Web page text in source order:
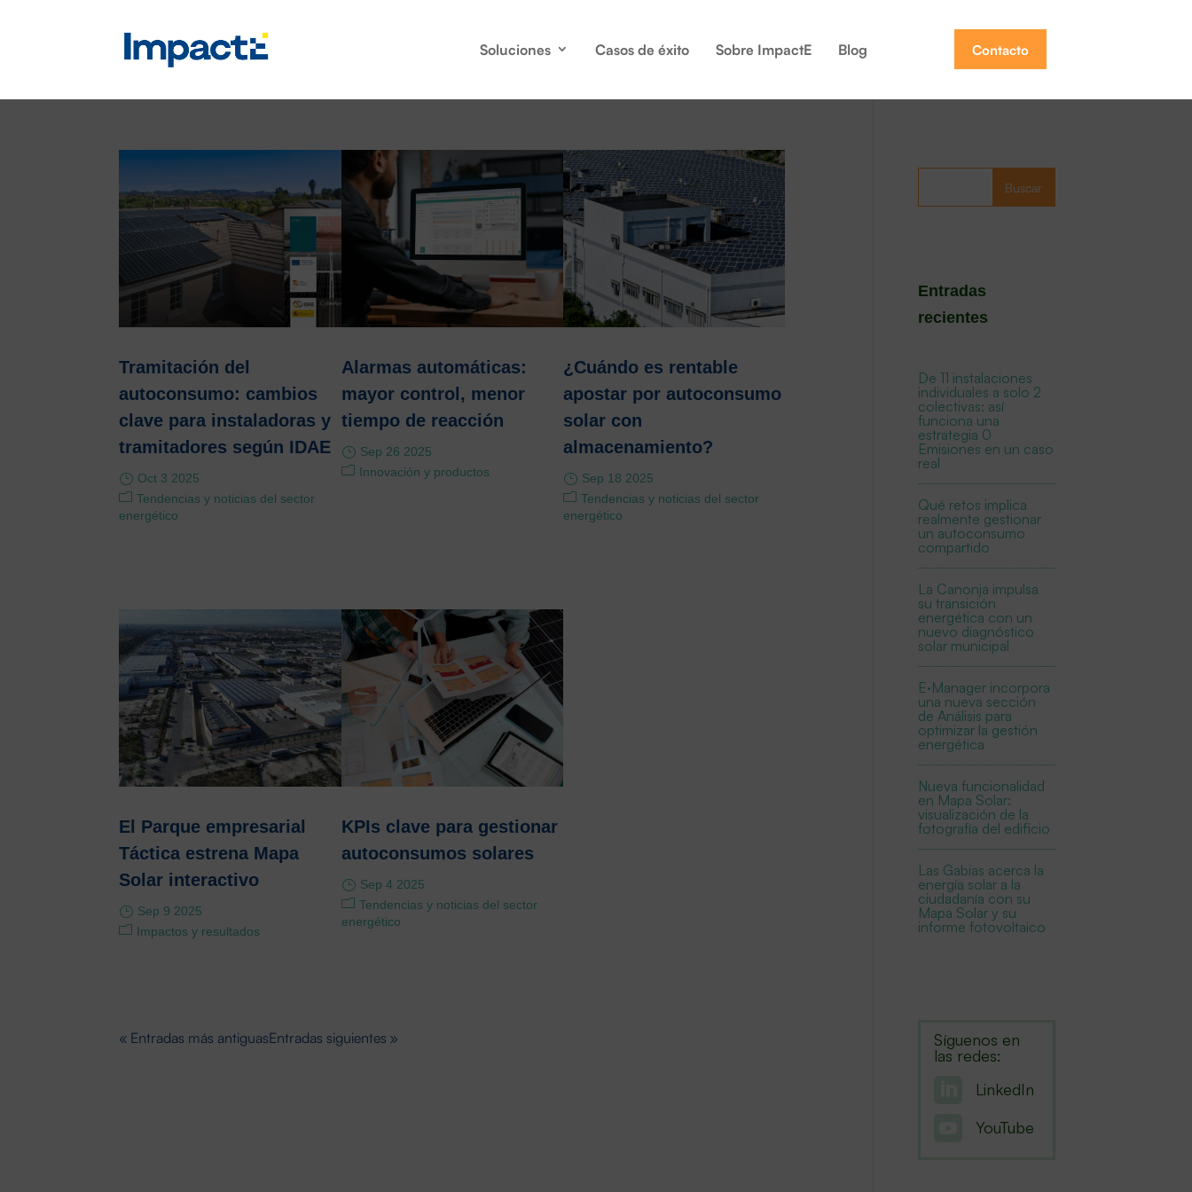
Soluciones Casos de éxito Sobre ImpactE Blog Contacto
Tramitación del
autoconsumo: cambios
clave para instaladoras y
tramitadores según IDAE
Oct 3 2025
Tendencias y noticias del sector
energético
Alarmas automáticas:
mayor control, menor
tiempo de reacción
Sep 26 2025
Innovación y productos
¿Cuándo es rentable
apostar por autoconsumo
solar con
almacenamiento?
Sep 18 2025
Tendencias y noticias del sector
energético
El Parque empresarial
Táctica estrena Mapa
Solar interactivo
Sep 9 2025
Impactos y resultados
KPIs clave para gestionar
autoconsumos solares
Sep 4 2025
Tendencias y noticias del sector
energético
« Entradas más antiguasEntradas siguientes »
Buscar
Entradas
recientes
De 11 instalaciones
individuales a solo 2
colectivas: así
funciona una
estrategia 0
Emisiones en un caso
real
Qué retos implica
realmente gestionar
un autoconsumo
compartido
La Canonja impulsa
su transición
energética con un
nuevo diagnóstico
solar municipal
E·Manager incorpora
una nueva sección
de Análisis para
optimizar la gestión
energética
Nueva funcionalidad
en Mapa Solar:
visualización de la
fotografía del edificio
Las Gabias acerca la
energía solar a la
ciudadanía con su
Mapa Solar y su
informe fotovoltaico
Síguenos en
las redes:
LinkedIn
YouTube